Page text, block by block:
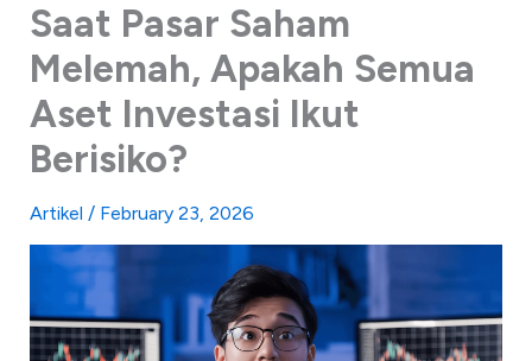
Saat Pasar Saham
Melemah, Apakah Semua
Aset Investasi Ikut
Berisiko?
Artikel / February 23, 2026